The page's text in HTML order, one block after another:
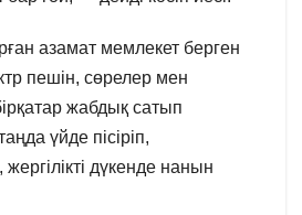
азамат мемлекет берген
пешін, сөрелер мен
жабдық сатып
үйде пісіріп,
дүкенде нанын